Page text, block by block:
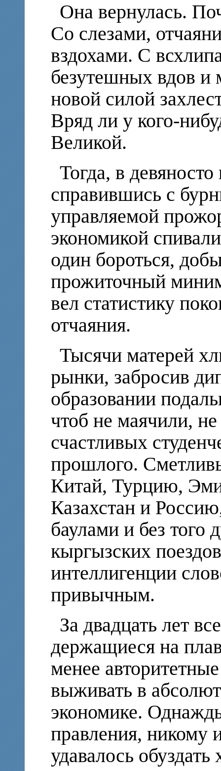
Она вернулась.
Со слезами,
вздохами. С
безутешных вдов и
новой силой
Вряд ли у кого-
Великой.
Тогда, в
справившись с
управляемой
экономикой
один бороться,
прожиточный
вел статистику
отчаяния.
Тысячи матерей
рынки, забросив
образовании
чтоб не маячили,
счастливых
прошлого.
Китай, Турцию,
Казахстан и
баулами и без того
кыргызских
интеллигенции
привычным.
За двадцать лет
держащиеся на
менее
выживать в
экономике.
правления, никому
удавалось